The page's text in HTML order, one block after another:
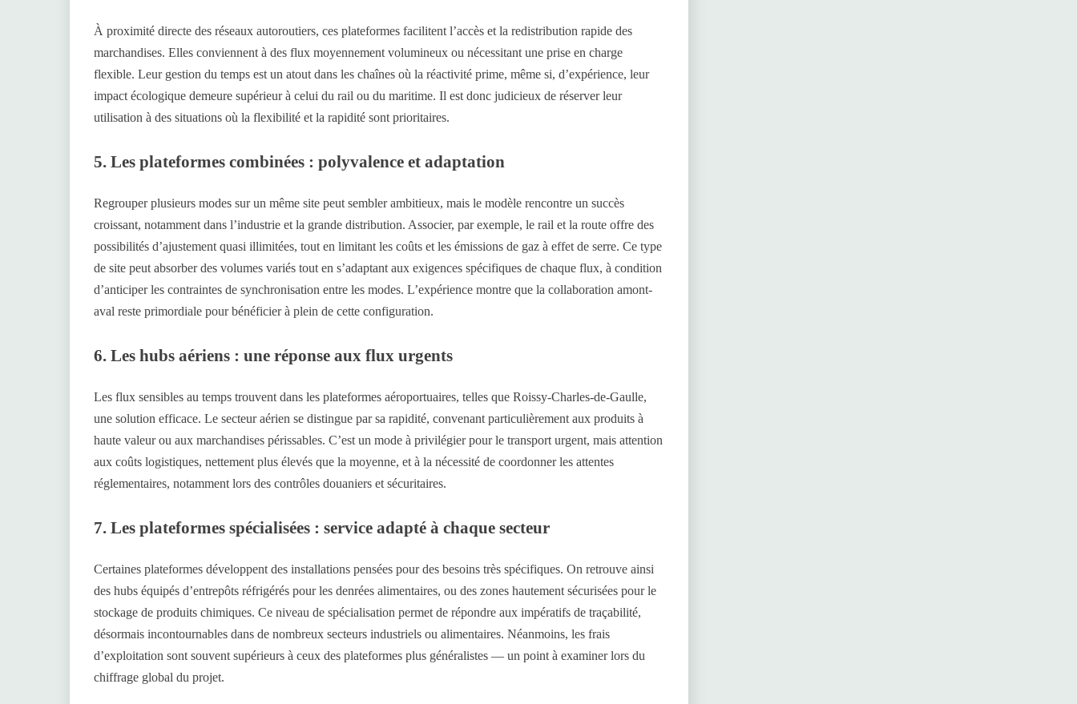
À proximité directe des réseaux autoroutiers, ces plateformes facilitent l’accès et la redistribution rapide des
marchandises. Elles conviennent à des flux moyennement volumineux ou nécessitant une prise en charge
flexible. Leur gestion du temps est un atout dans les chaînes où la réactivité prime, même si, d’expérience, leur
impact écologique demeure supérieur à celui du rail ou du maritime. Il est donc judicieux de réserver leur
utilisation à des situations où la flexibilité et la rapidité sont prioritaires.
5. Les plateformes combinées : polyvalence et adaptation
Regrouper plusieurs modes sur un même site peut sembler ambitieux, mais le modèle rencontre un succès
croissant, notamment dans l’industrie et la grande distribution. Associer, par exemple, le rail et la route offre des
possibilités d’ajustement quasi illimitées, tout en limitant les coûts et les émissions de gaz à effet de serre. Ce type
de site peut absorber des volumes variés tout en s’adaptant aux exigences spécifiques de chaque flux, à condition
d’anticiper les contraintes de synchronisation entre les modes. L’expérience montre que la collaboration amont-
aval reste primordiale pour bénéficier à plein de cette configuration.
6. Les hubs aériens : une réponse aux flux urgents
Les flux sensibles au temps trouvent dans les plateformes aéroportuaires, telles que Roissy-Charles-de-Gaulle,
une solution efficace. Le secteur aérien se distingue par sa rapidité, convenant particulièrement aux produits à
haute valeur ou aux marchandises périssables. C’est un mode à privilégier pour le transport urgent, mais attention
aux coûts logistiques, nettement plus élevés que la moyenne, et à la nécessité de coordonner les attentes
réglementaires, notamment lors des contrôles douaniers et sécuritaires.
7. Les plateformes spécialisées : service adapté à chaque secteur
Certaines plateformes développent des installations pensées pour des besoins très spécifiques. On retrouve ainsi
des hubs équipés d’entrepôts réfrigérés pour les denrées alimentaires, ou des zones hautement sécurisées pour le
stockage de produits chimiques. Ce niveau de spécialisation permet de répondre aux impératifs de traçabilité,
désormais incontournables dans de nombreux secteurs industriels ou alimentaires. Néanmoins, les frais
d’exploitation sont souvent supérieurs à ceux des plateformes plus généralistes — un point à examiner lors du
chiffrage global du projet.